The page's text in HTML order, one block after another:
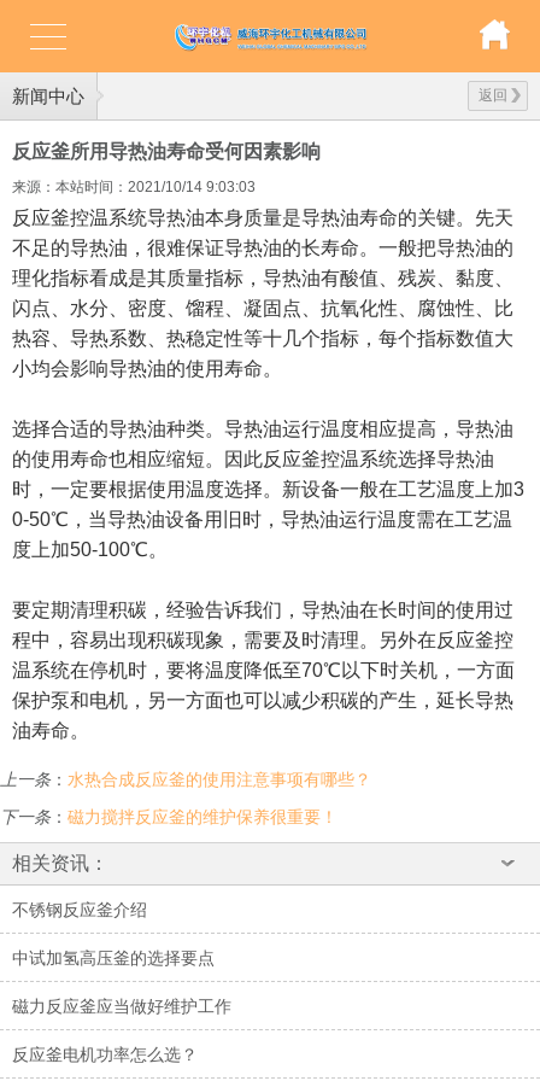
新闻中心 返回
反应釜所用导热油寿命受何因素影响
来源：本站时间：2021/10/14 9:03:03
反应釜控温系统导热油本身质量是导热油寿命的关键。先天
不足的导热油，很难保证导热油的长寿命。一般把导热油的
理化指标看成是其质量指标，导热油有酸值、残炭、黏度、
闪点、水分、密度、馏程、凝固点、抗氧化性、腐蚀性、比
热容、导热系数、热稳定性等十几个指标，每个指标数值大
小均会影响导热油的使用寿命。
选择合适的导热油种类。导热油运行温度相应提高，导热油
的使用寿命也相应缩短。因此反应釜控温系统选择导热油
时，一定要根据使用温度选择。新设备一般在工艺温度上加3
0-50℃，当导热油设备用旧时，导热油运行温度需在工艺温
度上加50-100℃。
要定期清理积碳，经验告诉我们，导热油在长时间的使用过
程中，容易出现积碳现象，需要及时清理。另外在反应釜控
温系统在停机时，要将温度降低至70℃以下时关机，一方面
保护泵和电机，另一方面也可以减少积碳的产生，延长导热
油寿命。
上一条： 水热合成反应釜的使用注意事项有哪些？
下一条： 磁力搅拌反应釜的维护保养很重要！
相关资讯：
不锈钢反应釜介绍
中试加氢高压釜的选择要点
磁力反应釜应当做好维护工作
反应釜电机功率怎么选？